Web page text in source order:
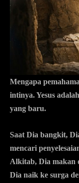
Mengapa
intinya. Yesus
yang baru.
Saat Dia bangkit,
mencari
Alkitab, Dia makan
Dia naik ke surga